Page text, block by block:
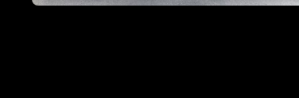
brought the space to life, overcoming